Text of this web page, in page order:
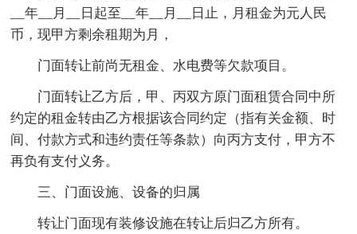
__年__月__日起至__年__月__日止，月租金为元人民
币，现甲方剩余租期为月，
门面转让前尚无租金、水电费等欠款项目。
门面转让乙方后，甲、丙双方原门面租赁合同中所
约定的租金转由乙方根据该合同约定（指有关金额、时
间、付款方式和违约责任等条款）向丙方支付，甲方不
再负有支付义务。
三、门面设施、设备的归属
转让门面现有装修设施在转让后归乙方所有。